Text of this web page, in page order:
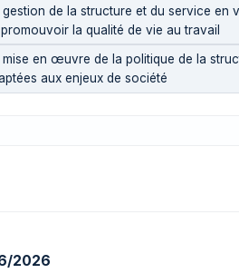
de la structure et du service en
la qualité de vie au travail
en œuvre de la politique de la
aux enjeux de société
2026